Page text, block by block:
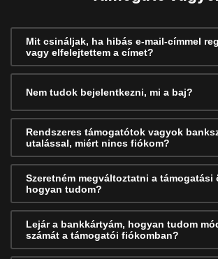
Mit csináljak, ha hibás e-mail-címmel
vagy elfelejtettem a címet?
Nem tudok bejelentkezni, mi a baj?
Rendszeres támogatótok vagyok
utalással, miért nincs fiókom?
Szeretném megváltoztatni a támogatási
hogyan tudom?
Lejár a bankkártyám, hogyan tudom
számát a támogatói fiókomban?